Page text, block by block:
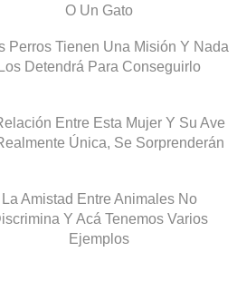
O Un Gato
Perros Tienen Una Misión Y Nada
Los Detendrá Para Conseguirlo
Entre Esta Mujer Y Su Ave
Única, Se Sorprenderán
La Amistad Entre Animales No
Y Acá Tenemos Varios
Ejemplos